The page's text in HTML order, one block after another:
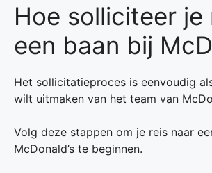
Hoe solliciteer je
een baan bij
Het sollicitatieproces is eenvoudig
wilt uitmaken van het team van
Volg deze stappen om je reis naar
McDonald’s te beginnen.